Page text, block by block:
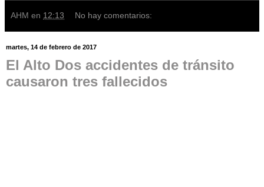
AHM en 12:13 No hay comentarios:
martes, 14 de febrero de 2017
El Alto Dos accidentes de tránsito
causaron tres fallecidos